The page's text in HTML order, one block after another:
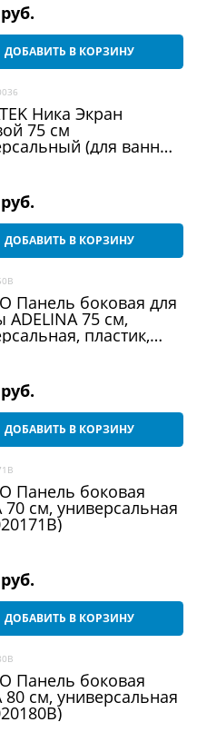
руб.
ДОБАВИТЬ В КОРЗИНУ
Ника Экран
75 см
(для ванны
руб.
ДОБАВИТЬ В КОРЗИНУ
Панель боковая для
ADELINA 75 см,
пластик,
руб.
ДОБАВИТЬ В КОРЗИНУ
Панель боковая
70 см, универсальная
руб.
ДОБАВИТЬ В КОРЗИНУ
Панель боковая
80 см, универсальная